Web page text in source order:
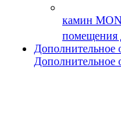
камин
помещения
Дополнительное
Дополнительное